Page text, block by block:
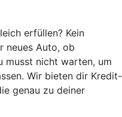
erfüllen? Kein
neues Auto, ob
musst nicht warten, um
Wir bieten dir Kredit-
genau zu deiner